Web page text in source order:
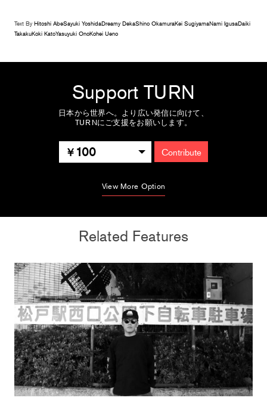
Text By Hitoshi AbeSayuki YoshidaDreamy DekaShino OkamuraKei SugiyamaNami IgusaDaiki
TakakuKoki KatoYasuyuki OnoKohei Ueno
Support TURN
日本から世界へ。より広い発信に向けて、
TURNにご支援をお願いします。
100 Contribute
View More Option
Related Features